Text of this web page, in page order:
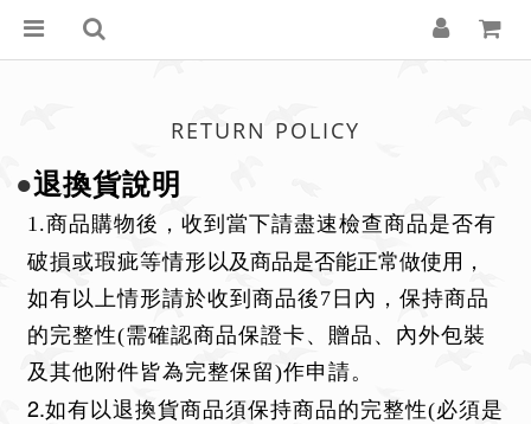
RETURN POLICY
●退換貨說明
1.商品購物後，收到當下請盡速檢查商品是否有
破損或瑕疵等情形以及商品是否能正常做使用 ，
如有以上情形請於收到商品後7日內，保持商品
的完整性(需確認商品保證卡、贈品、內外包裝
及其他附件皆為完整保留)作申請。
2.如有以退換貨商品須保持商品的完整性(必須是